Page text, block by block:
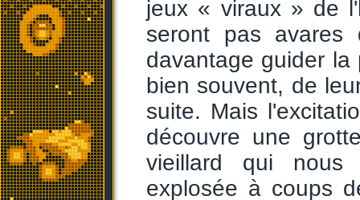
jeux « viraux » de
seront pas avares
davantage guider la
bien souvent, de
suite. Mais
découvre une
vieillard qui nous
explosée à coups